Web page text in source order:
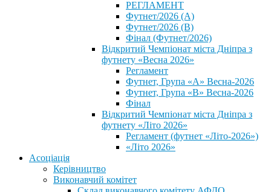
РЕГЛАМЕНТ
Футнет/2026 (А)
Футнет/2026 (В)
Фінал (Футнет/2026)
Відкритий Чемпіонат міста Дніпра з
футнету «Весна 2026»
Регламент
Футнет, Група «А» Весна-2026
Футнет, Група «В» Весна-2026
Фінал
Відкритий Чемпіонат міста Дніпра з
футнету «Літо 2026»
Регламент (футнет «Літо-2026»)
«Літо 2026»
Асоціація
Керівництво
Виконавчий комітет